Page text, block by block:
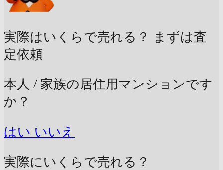
実際はいくらで売れる？
まずは査
定依頼
本人 / 家族の居住用マンションです
か？
はい いいえ
実際にいくらで売れる？